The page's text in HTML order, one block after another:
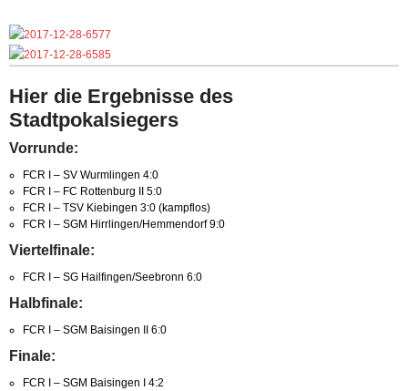
Hier die Ergebnisse des
Stadtpokalsiegers
Vorrunde:
FCR I – SV Wurmlingen 4:0
FCR I – FC Rottenburg II 5:0
FCR I – TSV Kiebingen 3:0 (kampflos)
FCR I – SGM Hirrlingen/Hemmendorf 9:0
Viertelfinale:
FCR I – SG Hailfingen/Seebronn 6:0
Halbfinale:
FCR I – SGM Baisingen II 6:0
Finale:
FCR I – SGM Baisingen I 4:2